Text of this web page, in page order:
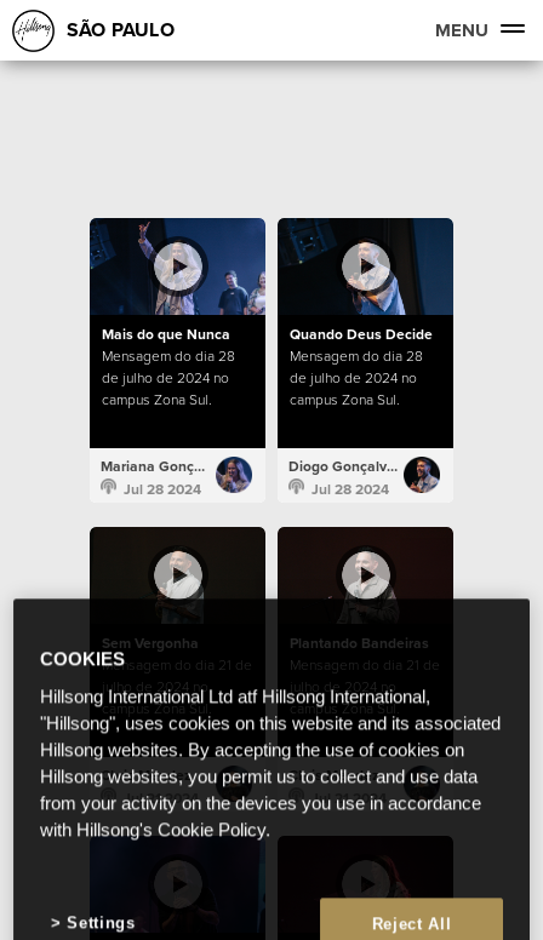
SÃO PAULO MENU
Mais do que Nunca
Mensagem do dia 28
de julho de 2024 no
campus Zona Sul.
Mariana Gonçalves
Jul 28 2024
Quando Deus Decide
Mensagem do dia 28
de julho de 2024 no
campus Zona Sul.
Diogo Gonçalves
Jul 28 2024
Sem Vergonha
Mensagem do dia 21 de
julho de 2024 no
campus Zona Sul.
Chris Mendez
Jul 21 2024
Plantando Bandeiras
Mensagem do dia 21 de
julho de 2024 no
campus Zona Sul.
Chris Mendez
Jul 21 2024
COOKIES
Hillsong International Ltd atf Hillsong International,
"Hillsong", uses cookies on this website and its associated
Hillsong websites. By accepting the use of cookies on
Hillsong websites, you permit us to collect and use data
from your activity on the devices you use in accordance
with Hillsong's Cookie Policy.
Reject All
Settings